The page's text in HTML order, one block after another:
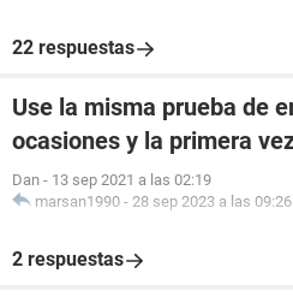
22 respuestas
Use la misma prueba de
ocasiones y la primera
Dan - 13 sep 2021 a las 02:19
marsan1990 - 28 sep 2023 a las 09:26
2 respuestas